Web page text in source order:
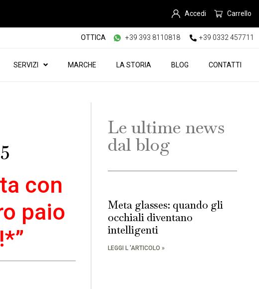
Accedi Carrello
OTTICA +39 393 8110818 +39 0332 457711
SERVIZI MARCHE LA STORIA BLOG CONTATTI
con
paio
Le ultime news
dal blog
Meta glasses: quando gli
occhiali diventano
intelligenti
LEGGI L 'ARTICOLO »